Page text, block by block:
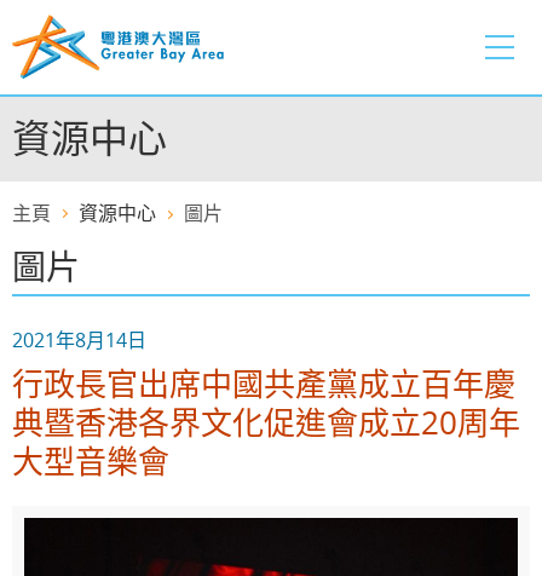
至
容
的
開
資源中心
主頁 資源中心 圖片
圖片
2021年8月14日
行政長官出席中國共產黨成立百年慶
典暨香港各界文化促進會成立20周年
大型音樂會